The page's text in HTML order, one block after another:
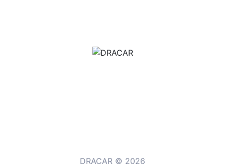
DRACAR © 2026